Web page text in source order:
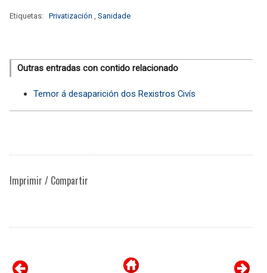
Etiquetas: Privatización Sanidade
Outras entradas con contido relacionado
Temor á desaparición dos Rexistros Civís
Imprimir / Compartir